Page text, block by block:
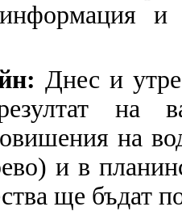
и
Днес и
на
на
и в
ще бъдат